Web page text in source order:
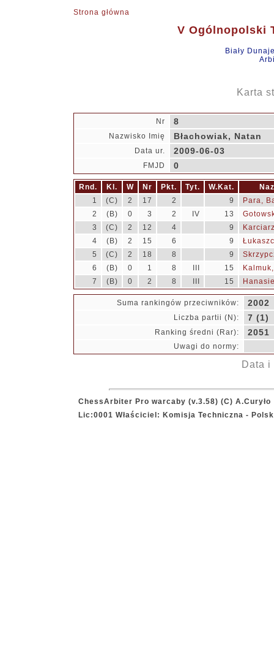
Strona główna
V Ogólnopolski
Biały
Karta
Nr 8
Nazwisko Imię Błachowiak, Natan
Data ur. 2009-06-03
FMJD 0
Rnd. Kl. W Nr Pkt. Tyt. W.Kat.
1
(C) 2 17 2 9
Para,
2
(B) 0 3 2 IV 13
3
(C) 2 12 4 9
4
(B) 2 15 6 9
5
(C) 2 18 8 9
6
(B) 0 1 8 15
7
(B) 0 2 8 15
Suma rankingów przeciwników: 2002
Liczba partii (N): 7 (1)
Ranking średni (Rar): 2051
Uwagi do normy:
Data
ChessArbiter Pro warcaby (v.3.58) (C) A.Curyło
Lic:0001 Właściciel: Komisja Techniczna -